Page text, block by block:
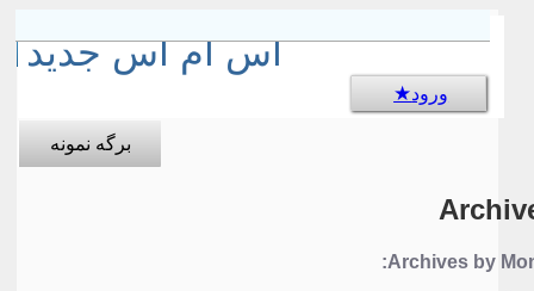
اس ام اس جدید
ورود
برگه نمونه
Archives by